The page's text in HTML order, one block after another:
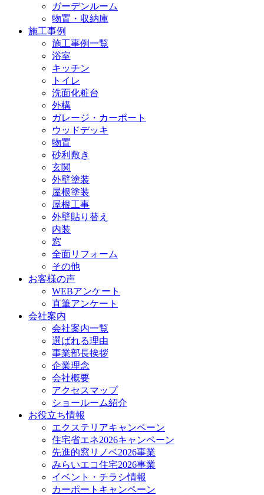
ガーデンルーム
物置・収納庫
施工事例
施工事例一覧
浴室
キッチン
トイレ
洗面化粧台
外構
ガレージ・カーポート
ウッドデッキ
物置
砂利敷き
玄関
外壁塗装
屋根塗装
屋根工事
外壁貼り替え
内装
窓
全面リフォーム
その他
お客様の声
WEBアンケート
直筆アンケート
会社案内
会社案内一覧
選ばれる理由
事業部長挨拶
企業理念
会社概要
アクセスマップ
ショールーム紹介
お役立ち情報
エクステリアキャンペーン
住宅省エネ2026キャンペーン
先進的窓リノベ2026事業
みらいエコ住宅2026事業
イベント・チラシ情報
カーポートキャンペーン